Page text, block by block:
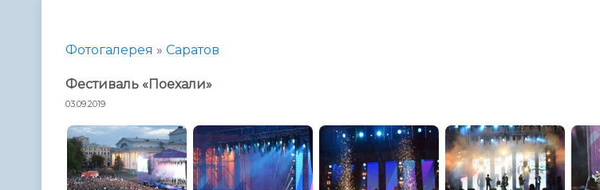
Фотогалерея » Саратов
Фестиваль «Поехали»
03.09.2019